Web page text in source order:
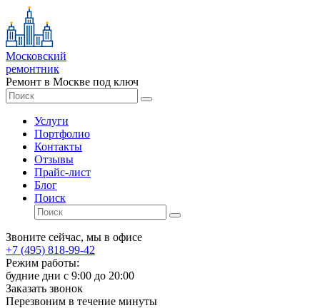
Московский
ремонтник
Ремонт в Москве под ключ
Услуги
Портфолио
Контакты
Отзывы
Прайс-лист
Блог
Поиск
Звоните сейчас, мы в офисе
+7 (495) 818-99-42
Режим работы:
будние дни с 9:00 до 20:00
Заказать звонок
Перезвоним в течение минуты